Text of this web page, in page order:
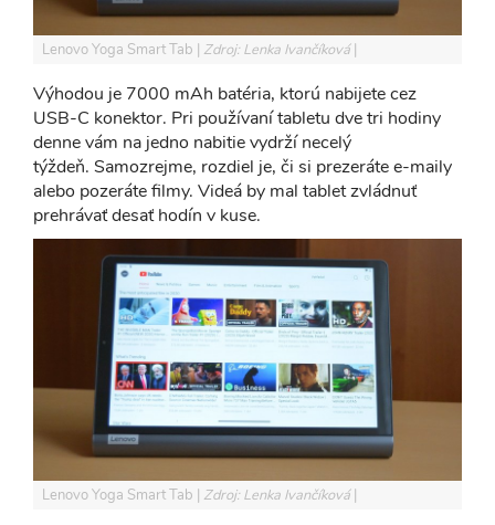
Lenovo Yoga Smart Tab Zdroj: Lenka Ivančíková
Výhodou je 7000 mAh batéria, ktorú nabijete cez
USB-C konektor. Pri používaní tabletu dve tri hodiny
denne vám na jedno nabitie vydrží necelý
týždeň. Samozrejme, rozdiel je, či si prezeráte e-maily
alebo pozeráte filmy. Videá by mal tablet zvládnuť
prehrávať desať hodín v kuse.
Lenovo Yoga Smart Tab Zdroj: Lenka Ivančíková